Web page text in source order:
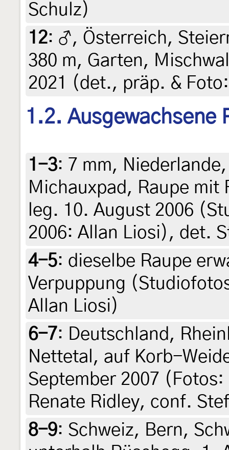
Schulz)
12: ♂, Österreich,
380 m, Garten,
2021 (det., präp. &
1.2. Ausgewachsene
1-3: 7 mm,
Michauxpad, Raupe
leg. 10. August 2006
2006: Allan Liosi), det.
4-5: dieselbe Raupe
Verpuppung
Allan Liosi)
6-7: Deutschland,
Nettetal, auf Korb-
September 2007
Renate Ridley, conf.
8-9: Schweiz, Bern,